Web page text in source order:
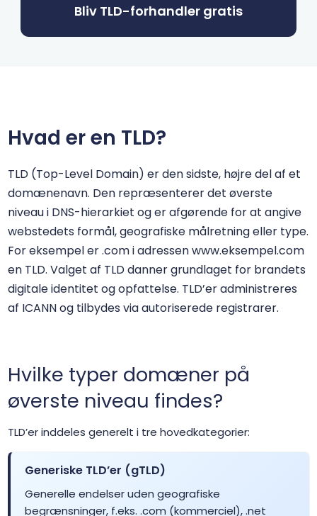
.top $1.99 $1.91 $1.81
.aaa.pro $156.25 $153.13 $150.00
$26.00 $23.60
.ac $39.99 $34.99
.ac.nz $46.45
.aca.pro $156.25 $153.13
.accountant $25.99 $24.99
Bliv TLD-forhandler gratis
Hvad er en TLD?
TLD (Top-Level Domain) er den sidste, højre del af et
domænenavn. Den repræsenterer det øverste
niveau i DNS-hierarkiet og er afgørende for at angive
webstedets formål, geografiske målretning eller type.
For eksempel er .com i adressen www.eksempel.com
en TLD. Valget af TLD danner grundlaget for brandets
digitale identitet og opfattelse. TLD’er administreres
af ICANN og tilbydes via autoriserede registrarer.
Hvilke typer domæner på
øverste niveau findes?
TLD’er inddeles generelt i tre hovedkategorier:
Generiske TLD’er (gTLD)
Generelle endelser uden geografiske
begrænsninger, f.eks. .com (kommerciel), .net